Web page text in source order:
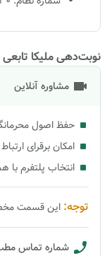
نوبت‌دهی ملیکا تابعی
مشاوره آنلاین
حفظ اصول
امکان برقرای
انتخاب پلتفرم
توجه: این قسمت
شماره تماس